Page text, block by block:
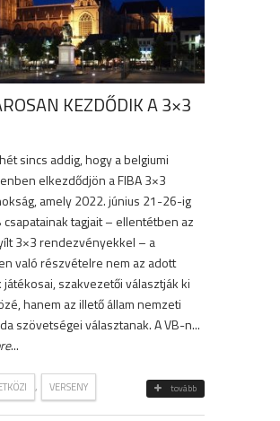
KEZDŐDIK A 3×3
sincs addig, hogy a belgiumi
elkezdődjön a FIBA 3×3
amely 2022. június 21-26-ig
csapatainak tagjait – ellentétben az
3×3 rendezvényekkel – a
való részvételre nem az adott
játékosai, szakvezetői választják ki
hanem az illető állam nemzeti
szövetségei választanak. A VB-n...
...
, VERSENY tovább